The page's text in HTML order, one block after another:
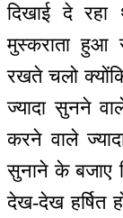
दिखाई दे रहा
मुस्कराता हुआ
रखते चलो
ज्यादा सुनने
करने वाले
सुनाने के बजाए
देख-देख हर्षित